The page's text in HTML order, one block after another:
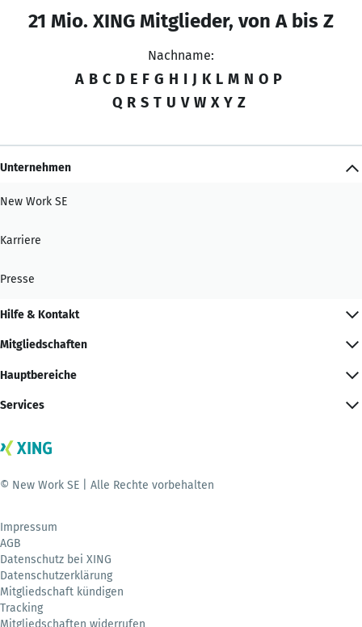
21 Mio. XING Mitglieder, von A bis Z
Nachname:
A B C D E F G H I J K L M N O P
Q R S T U V W X Y Z
Unternehmen
New Work SE
Karriere
Presse
Hilfe & Kontakt
Mitgliedschaften
Hauptbereiche
Services
© New Work SE | Alle Rechte vorbehalten
Impressum
AGB
Datenschutz bei XING
Datenschutzerklärung
Mitgliedschaft kündigen
Tracking
Mitgliedschaften widerrufen